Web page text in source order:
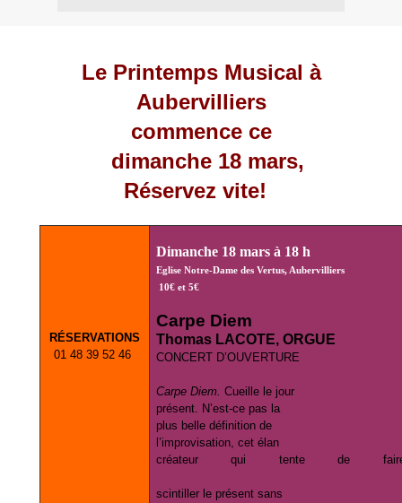
Le Printemps Musical à
Aubervilliers
commence ce
dimanche18 mars,
Réservez vite!
RÉSERVATIONS
01 48 39 52 46
Dimanche 18 mars à 18 h
Eglise Notre-Dame des Vertus, Aubervilliers
10€ et 5€
Carpe Diem
Thomas LACOTE, ORGUE
CONCERT D’OUVERTURE
Carpe Diem. Cueille le jour
présent. N’est-ce pas la
plus belle définition de
l’improvisation, cet élan
créateur qui tente de
scintiller le présent sans